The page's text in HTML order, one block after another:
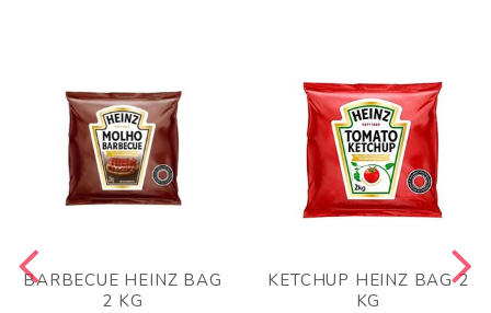
BARBECUE HEINZ BAG
2 KG
KETCHUP HEINZ BAG 2
KG